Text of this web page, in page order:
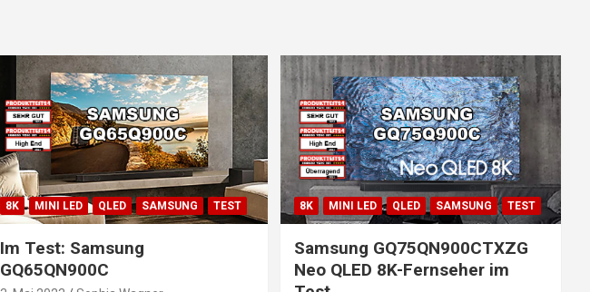
8K MINI LED QLED SAMSUNG TEST
Im Test: Samsung
GQ65QN900C
8K MINI LED QLED SAMSUNG TEST
Samsung GQ75QN900CTXZG
Neo QLED 8K-Fernseher im